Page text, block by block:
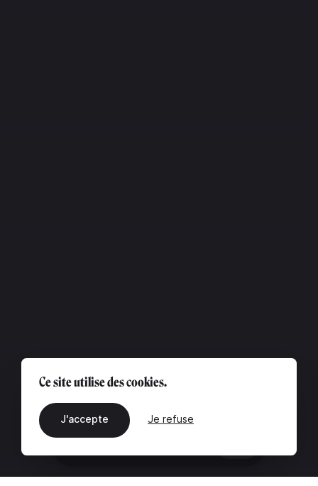
Ce site utilise des cookies.
J'accepte Je refuse